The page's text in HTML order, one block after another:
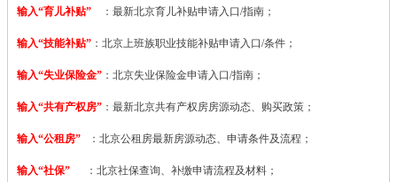
输入“育儿补贴” ：最新北京育儿补贴申请入口/指南；
输入“技能补贴” ： 北京上班族职业技能补贴申请入口/条件；
输入“失业保险金” ：北京失业保险金申请入口/指南；
输入“共有产权房” ：最新北京共有产权房房源动态、购买政策；
输入“公租房” ：北京公租房最新房源动态、申请条件及流程；
输入“社保” ：北京社保查询、补缴申请流程及材料；